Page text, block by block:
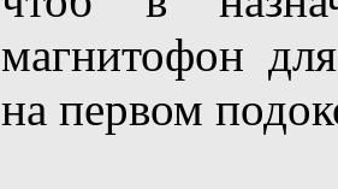
магнитофон
на первом